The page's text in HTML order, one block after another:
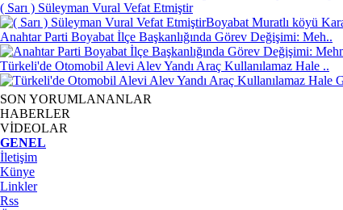
( Sarı ) Süleyman Vural Vefat Etmiştir
Boyabat Muratlı köyü
Anahtar Parti Boyabat İlçe Başkanlığında Görev Değişimi: Meh..
Türkeli'de Otomobil Alevi Alev Yandı Araç Kullanılamaz Hale ..
SON YORUMLANANLAR
HABERLER
VİDEOLAR
GENEL
İletişim
Künye
Linkler
Rss